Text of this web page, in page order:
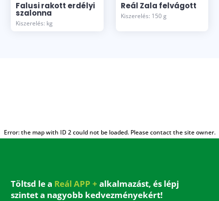
Falusi rakott erdélyi
szalonna
Kiszerelés: kg
Reál Zala felvágott
Kiszerelés: 150 g
Error: the map with ID 2 could not be loaded. Please contact the site owner.
Töltsd le a Reál APP + alkalmazást, és lépj
szintet a nagyobb kedvezményekért!